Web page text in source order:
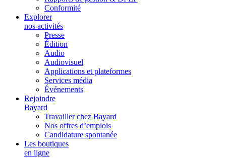
Conformité
Explorer
nos activités
Presse
Édition
Audio
Audiovisuel
Applications et plateformes
Services média
Événements
Rejoindre
Bayard
Travailler chez Bayard
Nos offres d’emplois
Candidature spontanée
Les boutiques
en ligne